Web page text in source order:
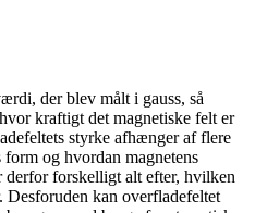
der blev målt i gauss, så
kraftigt det magnetiske felt er
styrke afhænger af flere
form og hvordan magnetens
derfor forskelligt alt efter, hvilken
Desforuden kan overfladefeltet